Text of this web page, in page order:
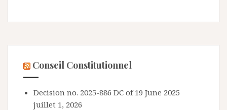
Conseil Constitutionnel
Decision no. 2025-886 DC of 19 June 2025
juillet 1, 2026